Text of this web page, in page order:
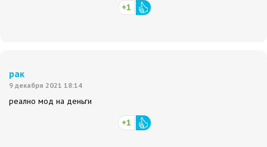
+1
рак
9 декабря 2021 18:14
реално мод на деньги
+1